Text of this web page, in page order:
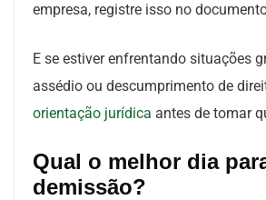
empresa, registre isso no
E se estiver enfrentando situações
assédio ou descumprimento de
orientação jurídica antes de tomar
Qual o melhor dia
demissão?